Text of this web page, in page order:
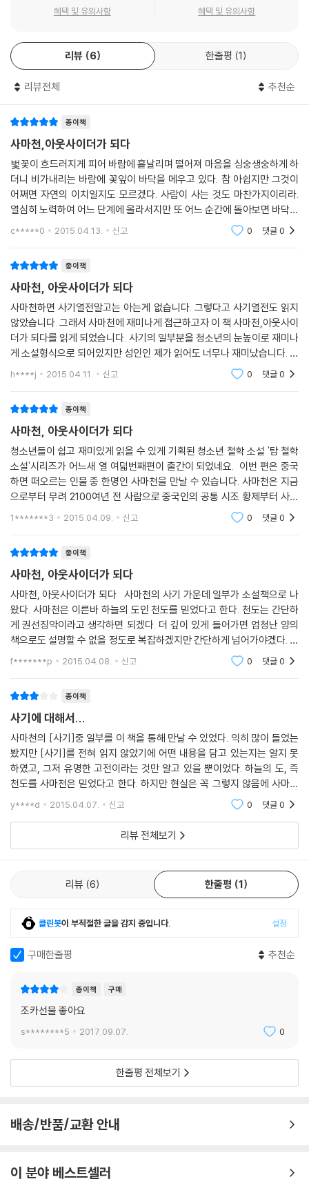
스스로가 구상하여 완성해 낸 역사책입니다. 권력의 감시에서 벗어나 자신
담겨 있지요. 체재와 내용도 역사책의 상투적인 틀을 완전히 깨 버렸습니
다. 사마천이 역사 서술에서 가장 중시한 것은 역사의 실질적인 주인공을
가리는 일이었습니다. 그것은 제왕일수도 있고, 평민일수도 있습니다. 자
신의 의지로 자신의 운명을 개척한 사람들을 사마천은 높이 평가했습니다.
열전〉, 〈유협열전〉, 〈골계열전〉, 〈화식열전〉, 〈혹리열전〉 등 다양한 열전이
등장합니다. 그 이야기를 중심으로 이릉 장군을 변호하다가 감옥에 갇힌
사마천이 그곳에서 만난 다양한 사람들과 이야기를 나누며 기록이란 무엇
인지, 우리가 역사를 공부하는 이유가 무엇인지 살펴보고자 합니다.
인문학을 처음 시작하는 청소년을 위한 철학 소설 시리즈
청소년 인문서 분야의 혁신이라고 평가되며 중고교 교사와 학생들의 호평
철학자들의 사상을 한 편의 소설로 풀어낸, 청소년을 위한 교양 소설 시리
즈입니다. 소설을 읽듯 재미있게 읽다 보면 어느새 철학자들의 딱딱한 이
론이 내 삶과 연관되어 쉽게 이해됩니다. 〈탐 철학 소설〉 시리즈는 내용의
우수성을 인정받아 여러 공공 기관 및 청소년 관련 단체에서 우수도서로
선정되었습니다.
★문화체육관광부 선정 우수교양도서
★대한출판문화협회 올해의 청소년 도서
★책으로따뜻한세상만드는교사들 권장도서
★한우리독서운동본부 선정 올해의 권장도서
★아침독서신문 추천도서
혜택 및 유의사항 혜택 및 유의사항
리뷰 6 한줄평 1
리뷰전체 추천순
종이책
사마천,아웃사이더가 되다
벛꽃이 흐드러지게 피어 바람에 흩날리며 떨어져 마음을 싱숭생숭하게 하
더니 비가내리는 바람에 꽃잎이 바닥을 메우고 있다. 참 아쉽지만 그것이
어쩌면 자연의 이치일지도 모르겠다. 사람이 사는 것도 마찬가지이리라.
열심히 노력하여 어느 단계에 올라서지만 또 어느 순간에 돌아보면 바닥을
치고 있기도 하고 여기가 끝인가보다 하는 순간에 다시 희망이 보이기도
c*****0 2015.04.13. 신고 0 댓글0
종이책
사마천, 아웃사이더가 되다
사마천하면 사기열전말고는 아는게 없습니다. 그렇다고 사기열전도 읽지
않았습니다. 그래서 사마천에 재미나게 접근하고자 이 책 사마천,아웃사이
더가 되다를 읽게 되었습니다. 사기의 일부분을 청소년의 눈높이로 재미나
게 소설형식으로 되어있지만 성인인 제가 읽어도 너무나 재미났습니다. 그
리고 제 눈높이에도 딱이였구요. 이 책은 사마천이 중죄인이 되어 옥으로
들어가는 것부터
h****j 2015.04.11. 신고 0 댓글0
종이책
사마천, 아웃사이더가 되다
청소년들이 쉽고 재미있게 읽을 수 있게 기획된 청소년 철학 소설 '탐 철학
소설'시리즈가 어느새 열 여덟번째편이 출간이 되었네요. 이번 편은 중국
하면 떠오르는 인물 중 한명인 사마천을 만날 수 있습니다. 사마천은 지금
으로부터 무려 2100여년 전 사람으로 중국인의 공통 시조 황제부터 사마
천이 살았던 시대인 B.C 100여년 전까지 3천 년의 역사를 기록한 역작
1*******3 2015.04.09. 신고 0 댓글0
종이책
사마천, 아웃사이더가 되다
사마천, 아웃사이더가 되다 사마천의 사기 가운데 일부가 소설책으로 나
왔다. 사마천은 이른바 하늘의 도인 천도를 믿었다고 한다. 천도는 간단하
게 권선징악이라고 생각하면 되겠다. 더 깊이 있게 들어가면 엄청난 양의
책으로도 설명할 수 없을 정도로 복잡하겠지만 간단하게 넘어가야겠다. 착
한 사람들이 힘들게 살아가는 게 현실이다. 약삭 빠르고 나쁜 짓을 하는 자
들이 부유하
f*******p 2015.04.08. 신고 0 댓글0
종이책
사기에 대해서...
사마천의 [사기]중 일부를 이 책을 통해 만날 수 있었다. 익히 많이 들었는
봤지만 [사기]를 전혀 읽지 않았기에 어떤 내용을 담고 있는지는 알지 못
하였고, 그저 유명한 고전이라는 것만 알고 있을 뿐이었다. 하늘의 도, 즉
천도를 사마천은 믿었다고 한다. 하지만 현실은 꼭 그렇지 않음에 사마천
본인도 억울한 누명을 쓰고 옥에 갇히는 신세가 되고 만다. 궁형을 받으면
서까지 목숨
y****d 2015.04.07. 신고 0 댓글0
리뷰 전체보기
리뷰 6 한줄평 1
클린봇이 부적절한 글을 감지 중입니다. 설정
구매한줄평 추천순
종이책 구매
조카선물 좋아요
s********5 2017.09.07. 0
한줄평 전체보기
배송/반품/교환 안내
이 분야 베스트셀러